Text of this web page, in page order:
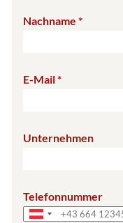
Nachname
E-Mail
Unternehmen
Telefonnummer